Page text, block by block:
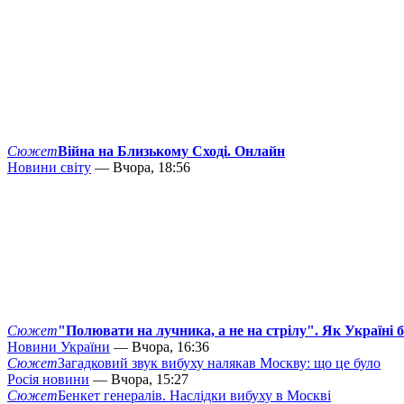
СюжетВійна на Близькому Сході. Онлайн
Новини світу — Вчора, 18:56
Сюжет"Полювати на лучника, а не на стрілу". Як Україні
Новини України — Вчора, 16:36
СюжетЗагадковий звук вибуху налякав Москву: що це було
Росія новини — Вчора, 15:27
СюжетБенкет генералів. Наслідки вибуху в Москві